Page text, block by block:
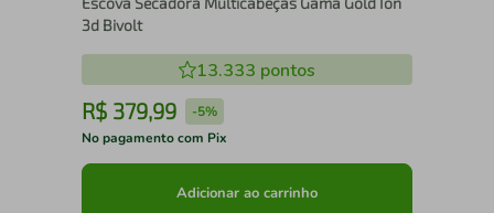
3d Bivolt
13.333 pontos
R$ 379,99 -5%
No pagamento com Pix
Adicionar ao carrinho